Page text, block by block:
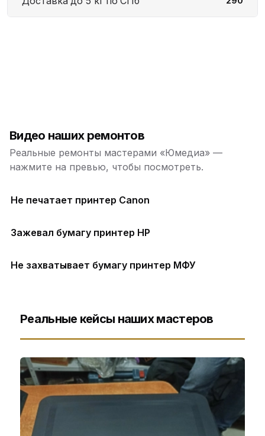
Видео наших ремонтов
Реальные ремонты мастерами «Юмедиа» —
нажмите на превью, чтобы посмотреть.
Не печатает принтер Canon
Зажевал бумагу принтер HP
Не захватывает бумагу принтер МФУ
Реальные кейсы наших мастеров